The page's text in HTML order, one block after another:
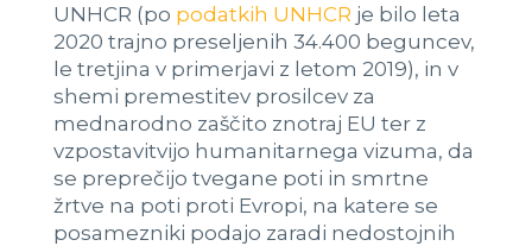
UNHCR (po podatkih UNHCR je bilo leta
2020 trajno preseljenih 34.400 beguncev,
le tretjina v primerjavi z letom 2019), in v
shemi premestitev prosilcev za
mednarodno zaščito znotraj EU ter z
vzpostavitvijo humanitarnega vizuma, da
se preprečijo tvegane poti in smrtne
žrtve na poti proti Evropi, na katere se
posamezniki podajo zaradi nedostojnih